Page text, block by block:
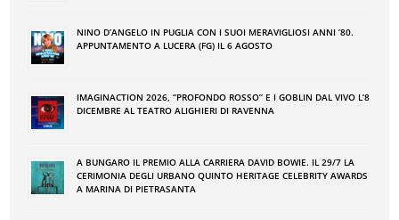
NINO DʼANGELO IN PUGLIA CON I SUOI MERAVIGLIOSI ANNI ʼ80.
APPUNTAMENTO A LUCERA (FG) IL 6 AGOSTO
IMAGINACTION 2026, “PROFONDO ROSSO” E I GOBLIN DAL VIVO L’8
DICEMBRE AL TEATRO ALIGHIERI DI RAVENNA
A BUNGARO IL PREMIO ALLA CARRIERA DAVID BOWIE. IL 29/7 LA
CERIMONIA DEGLI URBANO QUINTO HERITAGE CELEBRITY AWARDS
A MARINA DI PIETRASANTA